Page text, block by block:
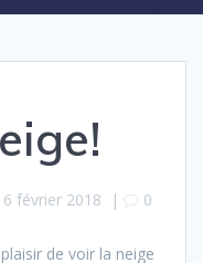
6 février 2018 | 0
de voir la neige